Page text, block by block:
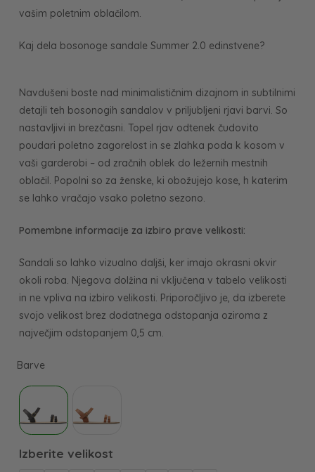
bila: 62,30 €.
vašim poletnim oblačilom.
Kaj dela bosonoge sandale Summer 2.0 edinstvene?
Navdušeni boste nad minimalističnim dizajnom in subtilnimi
detajli teh bosonogih sandalov v priljubljeni rjavi barvi. So
nastavljivi in ​​brezčasni. Topel rjav odtenek čudovito
poudari poletno zagorelost in se zlahka poda k kosom v
vaši garderobi – od zračnih oblek do ležernih mestnih
oblačil. Popolni so za ženske, ki obožujejo kose, h katerim
se lahko vračajo vsako poletno sezono.
Pomembne informacije za izbiro prave velikosti:
Sandali so lahko vizualno daljši, ker imajo okrasni okvir
okoli roba. Njegova dolžina ni vključena v tabelo velikosti
in ne vpliva na izbiro velikosti. Priporočljivo je, da izberete
svojo velikost brez dodatnega odstopanja oziroma z
največjim odstopanjem 0,5 cm.